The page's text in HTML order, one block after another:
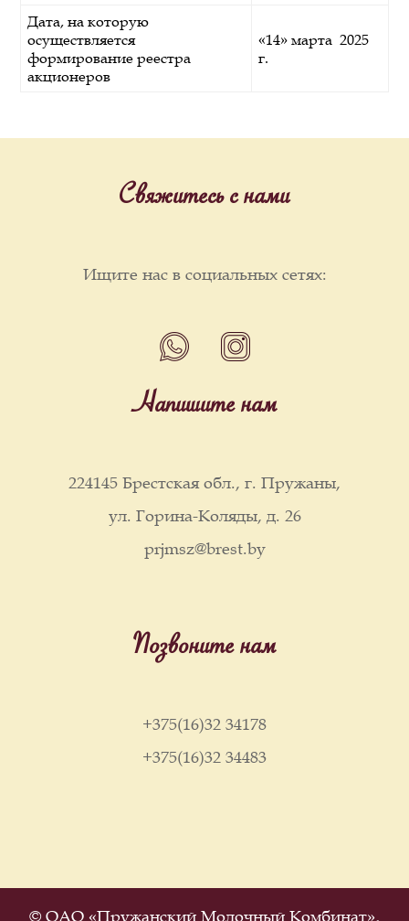
Дата, на которую
осуществляется
формирование реестра
акционеров
«14» марта 2025
г.
Свяжитесь с нами
Ищите нас в социальных сетях:
Напишите нам
224145 Брестская обл., г. Пружаны,
ул. Горина-Коляды, д. 26
prjmsz@brest.by
Позвоните нам
+375(16)32 34178
+375(16)32 34483
© ОАО «Пружанский Молочный Комбинат»,